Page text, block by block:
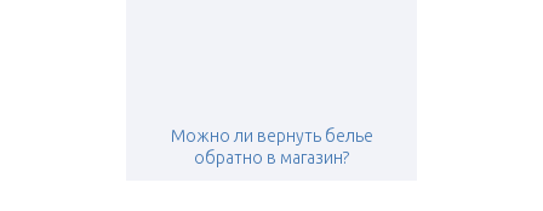
Можно ли вернуть белье
обратно в магазин?